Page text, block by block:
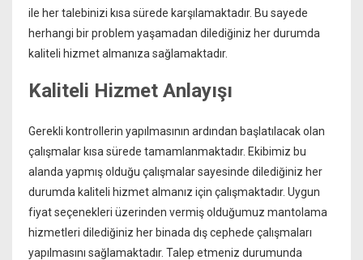
ile her talebinizi kısa sürede karşılamaktadır. Bu sayede
herhangi bir problem yaşamadan dilediğiniz her durumda
kaliteli hizmet almanıza sağlamaktadır.
Kaliteli Hizmet Anlayışı
Gerekli kontrollerin yapılmasının ardından başlatılacak olan
çalışmalar kısa sürede tamamlanmaktadır. Ekibimiz bu
alanda yapmış olduğu çalışmalar sayesinde dilediğiniz her
durumda kaliteli hizmet almanız için çalışmaktadır. Uygun
fiyat seçenekleri üzerinden vermiş olduğumuz mantolama
hizmetleri dilediğiniz her binada dış cephede çalışmaları
yapılmasını sağlamaktadır. Talep etmeniz durumunda